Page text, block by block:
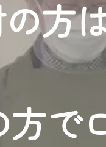
方
で
画コンテンツが一
・どこでも・外出
をご視聴いただけ
ス向上のため、
部コンテンツを除き
ジ※』へのログイ
します。